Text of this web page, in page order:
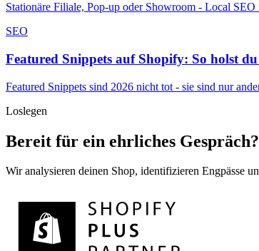
Stationäre Filiale, Pop-up oder Showroom - Local
SEO
Featured Snippets auf Shopify: So holst
Featured Snippets sind 2026 nicht tot - sie sind nur
Loslegen
Bereit für ein ehrliches Gespräch?
Wir analysieren deinen Shop, identifizieren Engpässe